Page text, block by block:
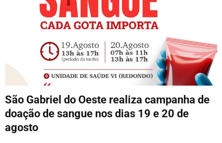
P
o
s
t
São Gabriel do Oeste realiza campanha de
doação de sangue nos dias 19 e 20 de
agosto